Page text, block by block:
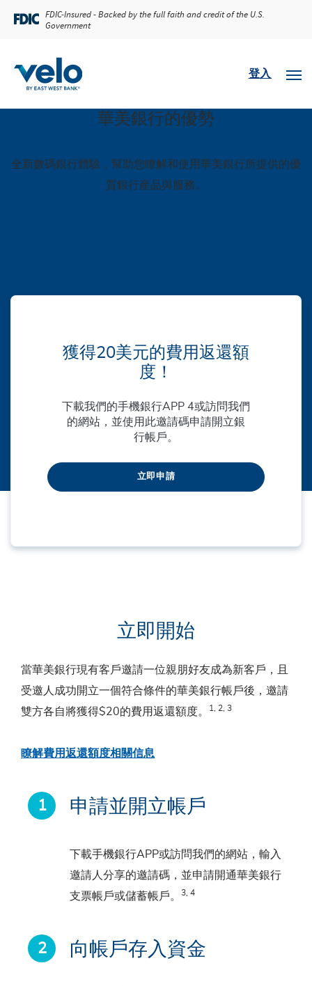
Refer a customer and earn a $20 Fee
FDIC-Insured - Backed by the full faith and credit of the U.S.
Government
登入
華美銀行的優勢
全新數碼銀行體驗，幫助您瞭解和使用華美銀行所提供的優
質銀行産品與服務。
獲得20美元的費用返還額
度！
下載我們的手機銀行APP 4或訪問我們
的網站，並使用此邀請碼申請開立銀
行帳戶。
立即申請
立即開始
當華美銀行現有客戶邀請一位親朋好友成為新客戶，且
受邀人成功開立一個符合條件的華美銀行帳戶後，邀請
雙方各自將獲得$20的費用返還額度。
1, 2, 3
瞭解費用返還額度相關信息
申請並開立帳戶
下載手機銀行APP或訪問我們的網站，輸入
邀請人分享的邀請碼，並申請開通華美銀行
支票帳戶或儲蓄帳戶。
3, 4
向帳戶存入資金